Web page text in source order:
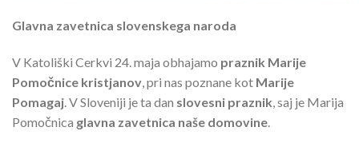
Glavna zavetnica slovenskega naroda
V Katoliški Cerkvi 24. maja obhajamo praznik Marije
Pomočnice kristjanov, pri nas poznane kot Marije
Pomagaj. V Sloveniji je ta dan slovesni praznik, saj je Marija
Pomočnica glavna zavetnica naše domovine.